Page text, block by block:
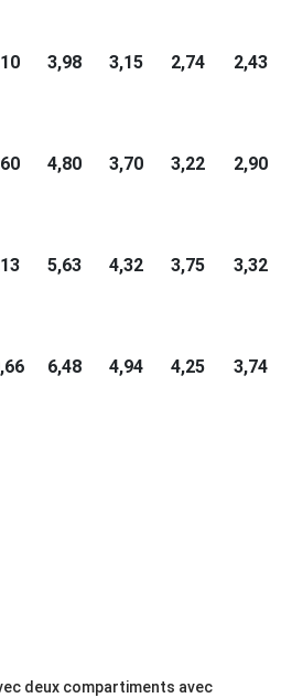
3,98 3,15 2,74 2,43
4,80 3,70 3,22 2,90
5,63 4,32 3,75 3,32
6,48 4,94 4,25 3,74
deux compartiments avec